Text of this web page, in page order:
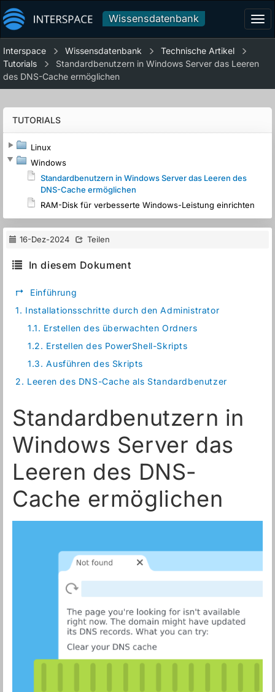
Wissensdatenbank
Interspace Wissensdatenbank
Technische Artikel
Tutorials
Standardbenutzern in Windows Server das Leeren
des DNS-Cache ermöglichen
TUTORIALS
Linux
Windows
Standardbenutzern in Windows Server das Leeren des
DNS-Cache ermöglichen
RAM-Disk für verbesserte Windows-Leistung einrichten
16-Dez-2024 Teilen
In diesem Dokument
↱
Einführung
1. Installationsschritte durch den Administrator
1.1. Erstellen des überwachten Ordners
1.2. Erstellen des PowerShell-Skripts
1.3. Ausführen des Skripts
2. Leeren des DNS-Cache als Standardbenutzer
Standardbenutzern in
Windows Server das
Leeren des DNS-
Cache ermöglichen